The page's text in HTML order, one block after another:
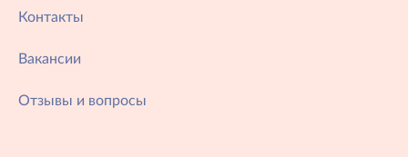
Контакты
Вакансии
Отзывы и вопросы